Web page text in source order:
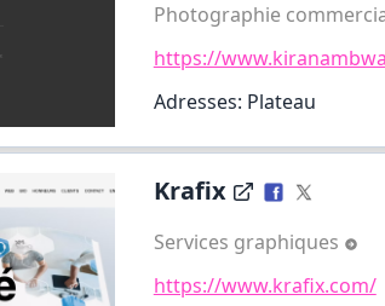
Photographie
https://
Adresses: Plateau
Krafix
Services graphiques
https://www.krafix.com/